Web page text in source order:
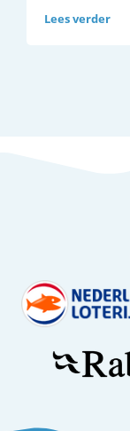
Lees verder